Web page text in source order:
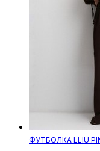
ФУТБОЛКА LLIU